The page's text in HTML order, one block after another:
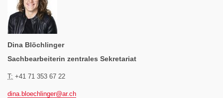
Dina Blöchlinger
Sachbearbeiterin zentrales Sekretariat
T: +41 71 353 67 22
dina.bloechlinger@ar.ch